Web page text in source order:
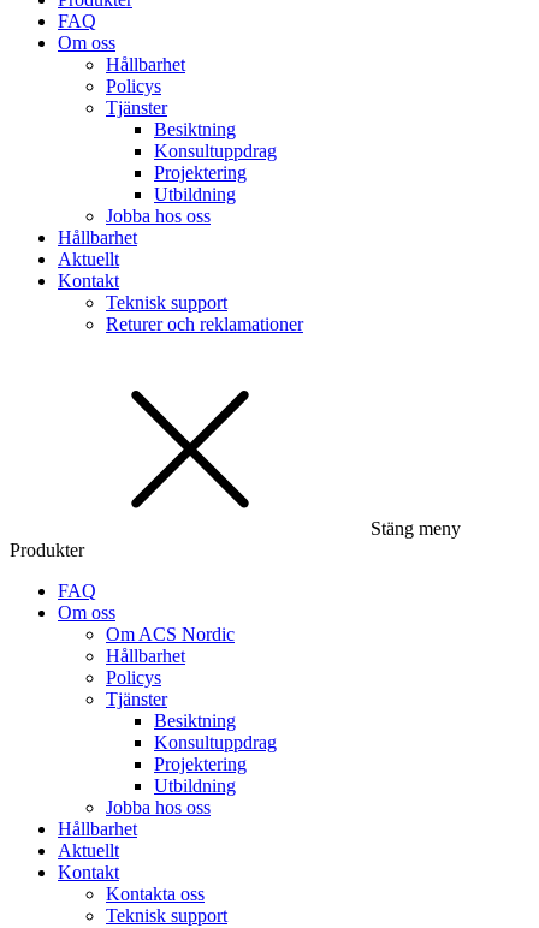
FAQ
Om oss
Hållbarhet
Policys
Tjänster
Besiktning
Konsultuppdrag
Projektering
Utbildning
Jobba hos oss
Hållbarhet
Aktuellt
Kontakt
Teknisk support
Returer och reklamationer
Stäng meny
Produkter
FAQ
Om oss
Om ACS Nordic
Hållbarhet
Policys
Tjänster
Besiktning
Konsultuppdrag
Projektering
Utbildning
Jobba hos oss
Hållbarhet
Aktuellt
Kontakt
Kontakta oss
Teknisk support